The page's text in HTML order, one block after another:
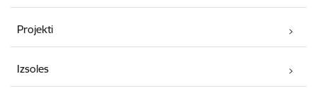
Projekti
Izsoles